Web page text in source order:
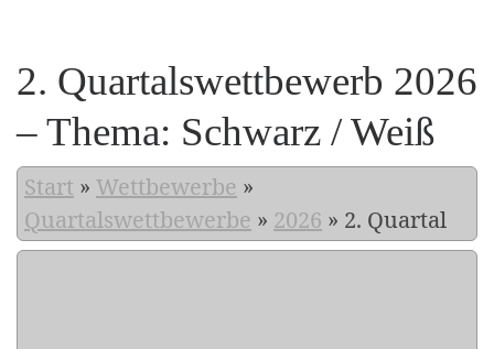
2. Quartalswettbewerb 2026
– Thema: Schwarz / Weiß
Start » Wettbewerbe »
Quartalswettbewerbe » 2026 » 2. Quartal